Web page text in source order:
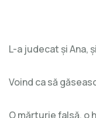
L-a judecat și Ana,
Voind ca să
O mărturie falsă, o